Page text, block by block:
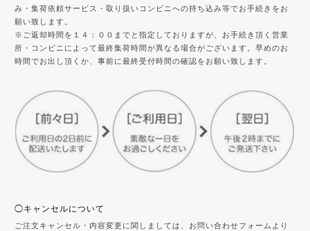
み・集荷依頼サービス・取り扱いコンビニへの持ち込み等でお手続きをお
願い致します。
※ご返却時間を１４：００までと指定しておりますが、お手続き頂く営業
所・コンビニによって最終集荷時間が異なる場合がございます。早めのお
時間でお出し頂くか、事前に最終受付時間の確認をお願い致します。
◯キャンセルについて
ご注文キャンセル・内容変更に関しましては、お問い合わせフォームより